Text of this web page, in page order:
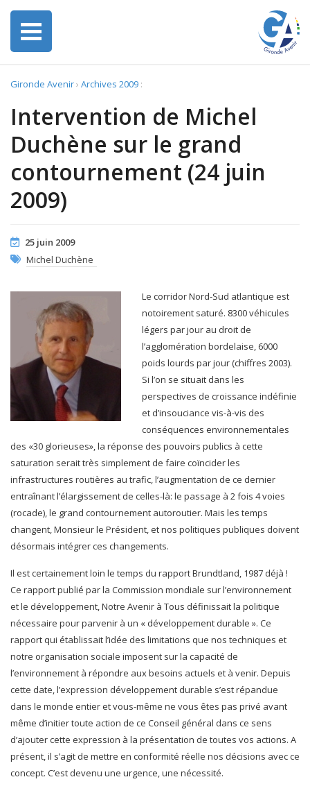
Gironde Avenir› Archives 2009 :
Intervention de Michel
Duchène sur le grand
contournement (24 juin
2009)
25 juin 2009
Michel Duchène
Le corridor Nord-Sud atlantique est
notoirement saturé. 8300 véhicules
légers par jour au droit de
l’agglomération bordelaise, 6000
poids lourds par jour (chiffres 2003).
Si l’on se situait dans les
perspectives de croissance indéfinie
et d’insouciance vis-à-vis des
conséquences environnementales
des «30 glorieuses», la réponse des pouvoirs publics à cette
saturation serait très simplement de faire coïncider les
infrastructures routières au trafic, l’augmentation de ce dernier
entraînant l’élargissement de celles-là: le passage à 2 fois 4 voies
(rocade), le grand contournement autoroutier. Mais les temps
changent, Monsieur le Président, et nos politiques publiques doivent
désormais intégrer ces changements.
Il est certainement loin le temps du rapport Brundtland, 1987 déjà !
Ce rapport publié par la Commission mondiale sur l’environnement
et le développement, Notre Avenir à Tous définissait la politique
nécessaire pour parvenir à un « développement durable ». Ce
rapport qui établissait l’idée des limitations que nos techniques et
notre organisation sociale imposent sur la capacité de
l’environnement à répondre aux besoins actuels et à venir. Depuis
cette date, l’expression développement durable s’est répandue
dans le monde entier et vous-même ne vous êtes pas privé avant
même d’initier toute action de ce Conseil général dans ce sens
d’ajouter cette expression à la présentation de toutes vos actions. A
présent, il s’agit de mettre en conformité réelle nos décisions avec ce
concept. C’est devenu une urgence, une nécessité.